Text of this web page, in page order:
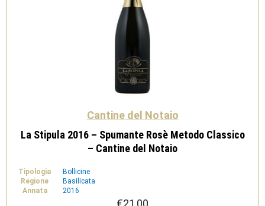
Cantine del Notaio
La Stipula 2016 – Spumante Rosè Metodo Classico
– Cantine del Notaio
Tipologia
Bollicine
Regione
Basilicata
Annata
2016
€21,00